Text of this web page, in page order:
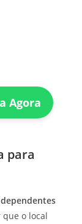
Agora
para
o local